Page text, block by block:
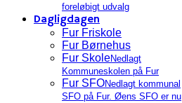
foreløbigt udvalg
Dagligdagen
Fur Friskole
Fur Børnehus
Fur SkoleNedlagt
Kommuneskolen på Fur
Fur SFONedlagt kommunal
SFO på Fur. Øens SFO er nu